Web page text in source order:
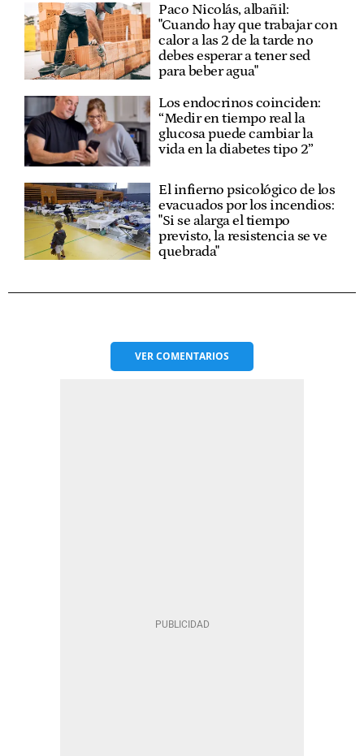
Paco Nicolás, albañil:
"Cuando hay que trabajar con
calor a las 2 de la tarde no
debes esperar a tener sed
para beber agua"
Los endocrinos coinciden:
“Medir en tiempo real la
glucosa puede cambiar la
vida en la diabetes tipo 2”
El infierno psicológico de los
evacuados por los incendios:
"Si se alarga el tiempo
previsto, la resistencia se ve
quebrada"
VERCOMENTARIOS